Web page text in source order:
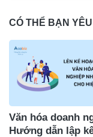
CÓ THỂ BẠN YÊU
Văn hóa doanh
Hướng dẫn lập